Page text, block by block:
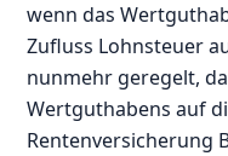
wenn das
Zufluss Lohnsteuer
nunmehr geregelt,
Wertguthabens auf
Rentenversicherung